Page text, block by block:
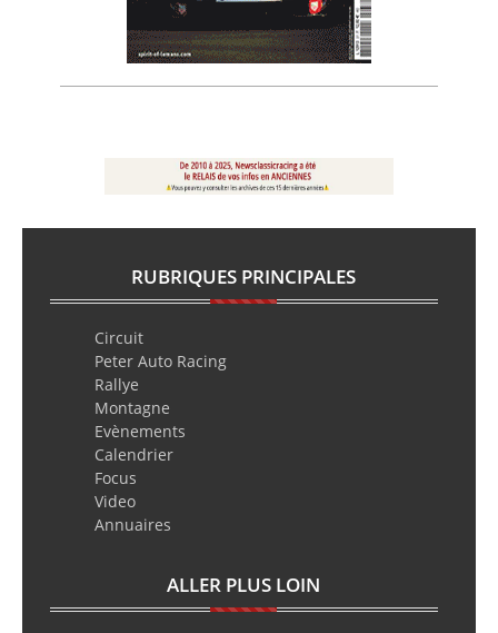
RUBRIQUES PRINCIPALES
Circuit
Peter Auto Racing
Rallye
Montagne
Evènements
Calendrier
Focus
Video
Annuaires
ALLER PLUS LOIN